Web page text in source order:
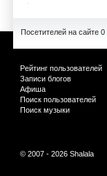
Посетителей на сайте 0
Рейтинг пользователей
Записи блогов
Афиша
Поиск пользователей
Поиск музыки
© 2007 - 2026 Shalala